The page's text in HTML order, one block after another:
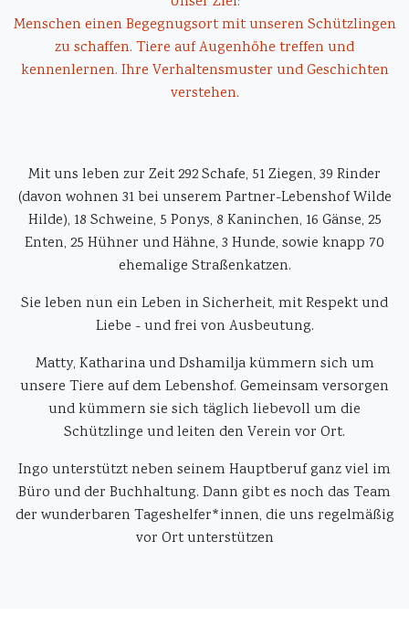
Menschen einen Begegnugsort mit unseren Schützlingen
zu schaffen. Tiere auf Augenhöhe treffen und
kennenlernen. Ihre Verhaltensmuster und Geschichten
verstehen.
Mit uns leben zur Zeit 292 Schafe, 51 Ziegen, 39 Rinder
(davon wohnen 31 bei unserem Partner-Lebenshof Wilde
Hilde), 18 Schweine, 5 Ponys, 8 Kaninchen, 16 Gänse, 25
Enten, 25 Hühner und Hähne, 3 Hunde, sowie knapp 70
ehemalige Straßenkatzen.
Sie leben nun ein Leben in Sicherheit, mit Respekt und
Liebe - und frei von Ausbeutung.
Matty, Katharina und Dshamilja kümmern sich um
unsere Tiere auf dem Lebenshof. Gemeinsam versorgen
und kümmern sie sich täglich liebevoll um die
Schützlinge und leiten den Verein vor Ort.
Ingo unterstützt neben seinem Hauptberuf ganz viel im
Büro und der Buchhaltung. Dann gibt es noch das Team
der wunderbaren Tageshelfer*innen, die uns regelmäßig
vor Ort unterstützen